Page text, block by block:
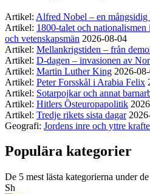
Artikel: Alfred Nobel – en mångsidig
Artikel: 1800-talet och
och vetenskapsmän 2026-08-04
Artikel: Mellankrigstiden – från
Artikel: D-dagen – invasionen av
Artikel: Martin Luther King 2026-08-
Artikel: Peter Forsskål i Arabia Felix
Artikel: Sotarpojkar och annat
Artikel: Hitlers Östeuropapolitik
Artikel: Tredje rikets sista dagar
Geografi: Jordens inre och yttre
Populära kategorier
De 5 mest lästa kategorierna under
Sh